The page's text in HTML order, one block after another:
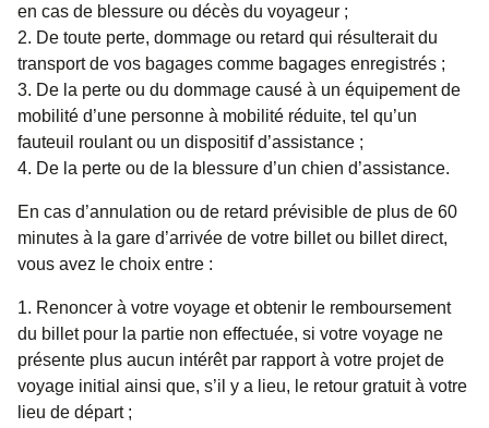
en cas de blessure ou décès du voyageur ;
De toute perte, dommage ou retard qui résulterait du
transport de vos bagages comme bagages enregistrés ;
De la perte ou du dommage causé à un équipement de
mobilité d’une personne à mobilité réduite, tel qu’un
fauteuil roulant ou un dispositif d’assistance ;
De la perte ou de la blessure d’un chien d’assistance.
En cas d’annulation ou de retard prévisible de plus de 60
minutes à la gare d’arrivée de votre billet ou billet direct,
vous avez le choix entre :
Renoncer à votre voyage et obtenir le remboursement
du billet pour la partie non effectuée, si votre voyage ne
présente plus aucun intérêt par rapport à votre projet de
voyage initial ainsi que, s’il y a lieu, le retour gratuit à votre
lieu de départ ;